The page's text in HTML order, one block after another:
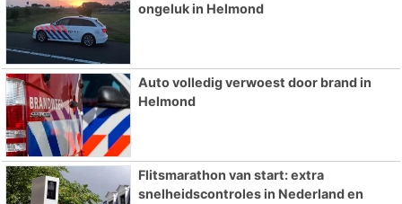
ongeluk in Helmond
Auto volledig verwoest door brand in
Helmond
Flitsmarathon van start: extra
snelheidscontroles in Nederland en